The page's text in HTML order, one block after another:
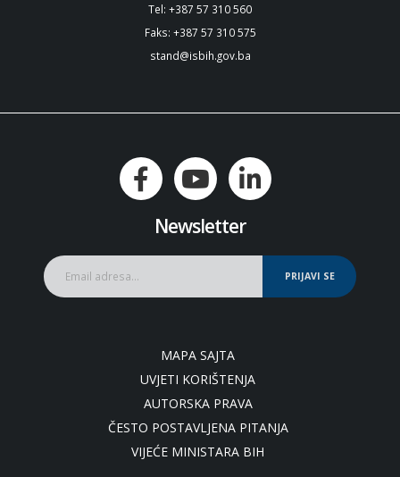
Tel: +387 57 310 560
Faks: +387 57 310 575
stand@isbih.gov.ba
Newsletter
PRIJAVI SE
MAPA SAJTA
UVJETI KORIŠTENJA
AUTORSKA PRAVA
ČESTO POSTAVLJENA PITANJA
VIJEĆE MINISTARA BIH